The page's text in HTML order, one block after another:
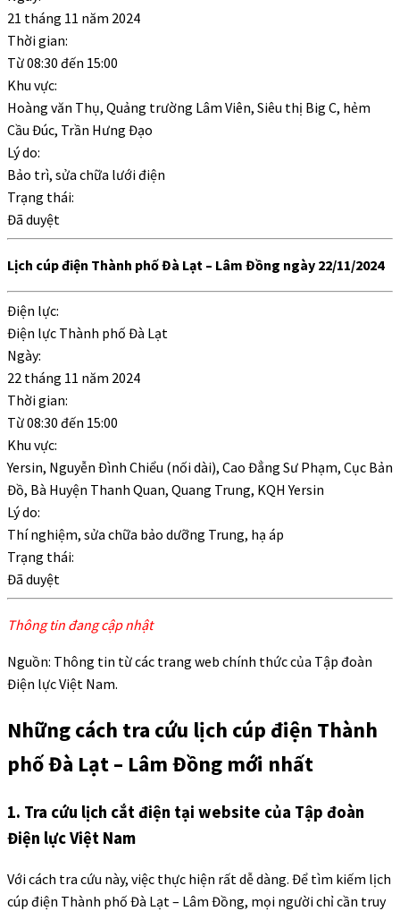
21 tháng 11 năm 2024
Thời gian:
Từ08:30 đến 15:00
Khu vực:
Hoàng văn Thụ, Quảng trường Lâm Viên, Siêu thị Big C, hẻm
Cầu Đúc, Trần Hưng Đạo
Lý do:
Bảo trì, sửa chữa lưới điện
Trạng thái:
Đã duyệt
Lịch cúp điện Thành phố Đà Lạt – Lâm Đồng ngày 22/11/2024
Điện lực:
Điện lực Thành phố Đà Lạt
Ngày:
22 tháng 11 năm 2024
Thời gian:
Từ08:30 đến 15:00
Khu vực:
Yersin, Nguyễn Đình Chiểu (nối dài), Cao Đẳng Sư Phạm, Cục Bản
Đồ, Bà Huyện Thanh Quan, Quang Trung, KQH Yersin
Lý do:
Thí nghiệm, sửa chữa bảo dưỡng Trung, hạ áp
Trạng thái:
Đã duyệt
Thông tin đang cập nhật
Nguồn: Thông tin từ các trang web chính thức của Tập đoàn
Điện lực Việt Nam.
Những cách tra cứu lịch cúp điện Thành
phố Đà Lạt – Lâm Đồng mới nhất
1. Tra cứu lịch cắt điện tại website của Tập đoàn
Điện lực Việt Nam
Với cách tra cứu này, việc thực hiện rất dễ dàng. Để tìm kiếm lịch
cúp điện Thành phố Đà Lạt – Lâm Đồng, mọi người chỉ cần truy